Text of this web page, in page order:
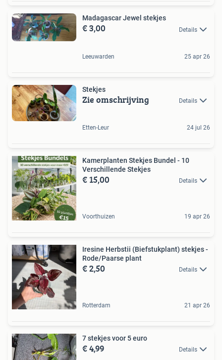
Madagascar Jewel stekjes
€ 3,00 Details
Leeuwarden 25 apr 26
Stekjes
Zie omschrijving Details
Etten-Leur 24 jul 26
Kamerplanten Stekjes Bundel - 10
Verschillende Stekjes
€ 15,00 Details
Voorthuizen 19 apr 26
Iresine Herbstii (Biefstukplant) stekjes -
Rode/Paarse plant
€ 2,50 Details
Rotterdam 21 apr 26
7 stekjes voor 5 euro
€ 4,99 Details